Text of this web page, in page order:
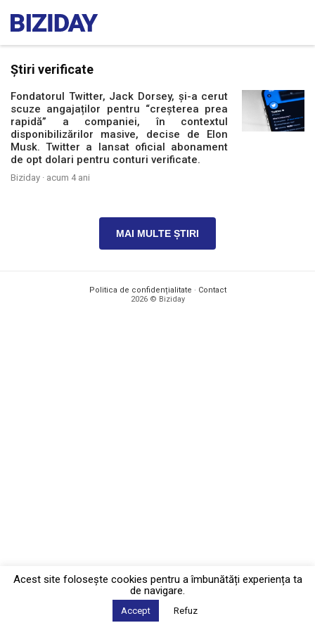
Știri verificate
Fondatorul Twitter, Jack Dorsey, și-a cerut
scuze angajaților pentru “creșterea prea
rapidă” a companiei, în contextul
disponibilizărilor masive, decise de Elon
Musk. Twitter a lansat oficial abonament
de opt dolari pentru conturi verificate.
Biziday · acum 4 ani
MAI MULTE ȘTIRI
Politica de confidențialitate · Contact
2026 © Biziday
Acest site foloseşte cookies pentru a îmbunătăți experiența ta
de navigare.
Accept Refuz